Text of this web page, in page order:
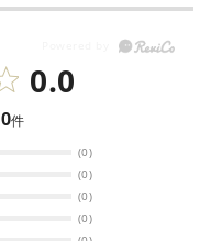
0.0
0件
(0)
(0)
(0)
(0)